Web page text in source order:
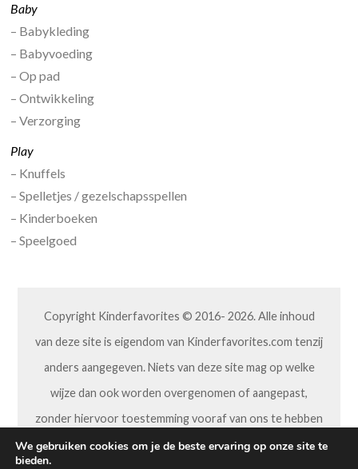
Baby
– Babykleding
– Babyvoeding
– Op pad
– Ontwikkeling
– Verzorging
Play
– Knuffels
– Spelletjes / gezelschapsspellen
– Kinderboeken
– Speelgoed
Copyright Kinderfavorites © 2016- 2026. Alle inhoud
van deze site is eigendom van Kinderfavorites.com tenzij
anders aangegeven. Niets van deze site mag op welke
wijze dan ook worden overgenomen of aangepast,
zonder hiervoor toestemming vooraf van ons te hebben
gekregen.
We gebruiken cookies om je de beste ervaring op onze site te
bieden.